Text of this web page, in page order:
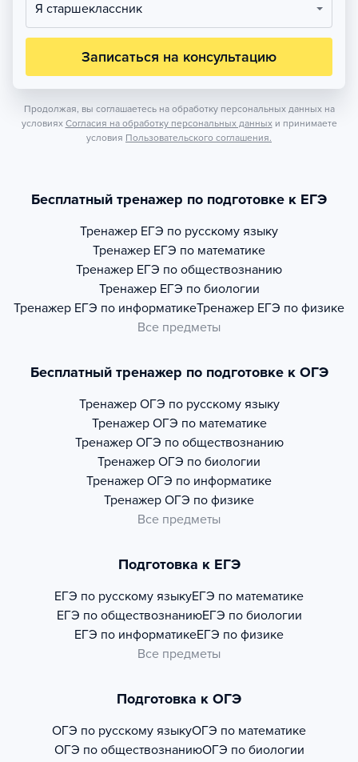
Я старшеклассник
Записаться на консультацию
Продолжая, вы соглашаетесь на обработку персональных данных на
условиях Согласия на обработку персональных данных и принимаете
условия Пользовательского соглашения.
Бесплатный тренажер по подготовке к ЕГЭ
Тренажер ЕГЭ по русскому языку
Тренажер ЕГЭ по математике
Тренажер ЕГЭ по обществознанию
Тренажер ЕГЭ по биологии
Тренажер ЕГЭ по информатикеТренажер ЕГЭ по физике
Все предметы
Бесплатный тренажер по подготовке к ОГЭ
Тренажер ОГЭ по русскому языку
Тренажер ОГЭ по математике
Тренажер ОГЭ по обществознанию
Тренажер ОГЭ по биологии
Тренажер ОГЭ по информатике
Тренажер ОГЭ по физике
Все предметы
Подготовка к ЕГЭ
ЕГЭ по русскому языкуЕГЭ по математике
ЕГЭ по обществознаниюЕГЭ по биологии
ЕГЭ по информатикеЕГЭ по физике
Все предметы
Подготовка к ОГЭ
ОГЭ по русскому языкуОГЭ по математике
ОГЭ по обществознаниюОГЭ по биологии